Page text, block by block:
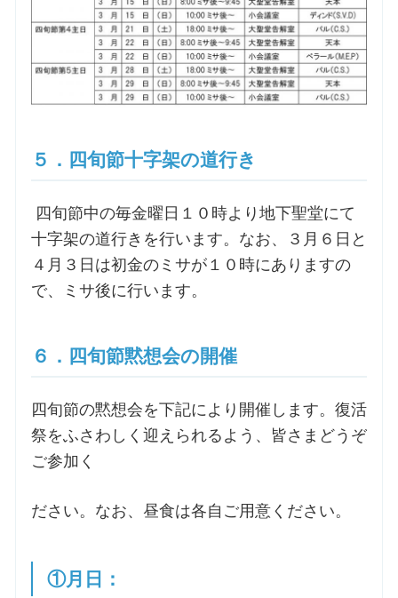
５．四旬節十字架の道行き
四旬節中の毎金曜日１０時より地下聖堂にて
十字架の道行きを行います。なお、３月６日と
４月３日は初金のミサが１０時にありますの
で、ミサ後に行います。
６．四旬節黙想会の開催
四旬節の黙想会を下記により開催します。復活
祭をふさわしく迎えられるよう、皆さまどうぞ
ご参加く
ださい。なお、昼食は各自ご用意ください。
①月日：